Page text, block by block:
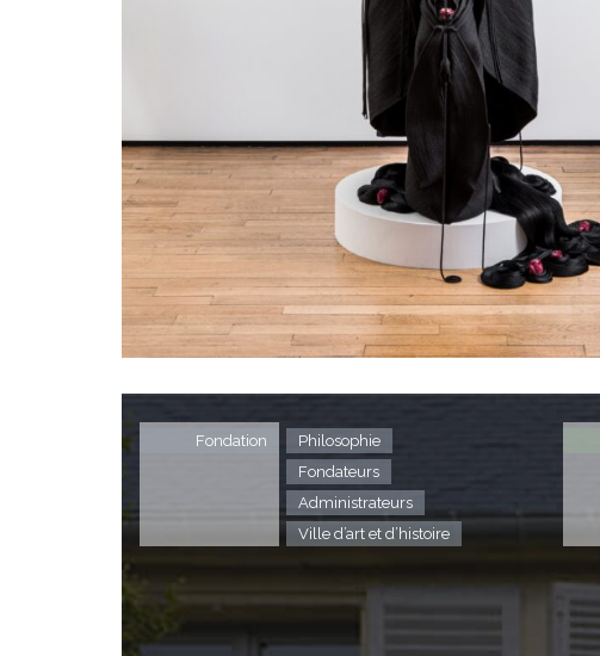
Fondation
Philosophie
Fondateurs
Administrateurs
Ville d’art et d’histoire